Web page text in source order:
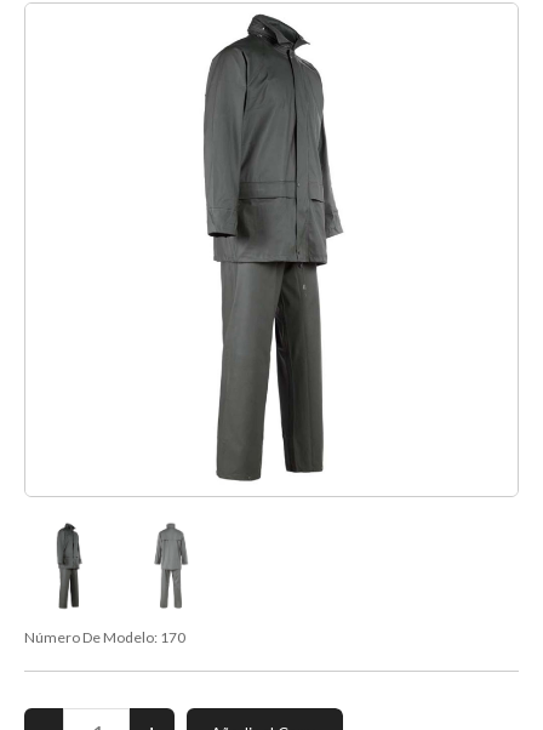
Número De Modelo: 170